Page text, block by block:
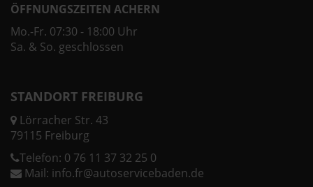
ÖFFNUNGSZEITEN ACHERN
Mo.-Fr. 07:30 - 18:00 Uhr
Sa. & So. geschlossen
STANDORT FREIBURG
Lörracher Str. 43
79115 Freiburg
Telefon: 0 76 11 37 32 25 0
Mail: info.fr@autoservicebaden.de